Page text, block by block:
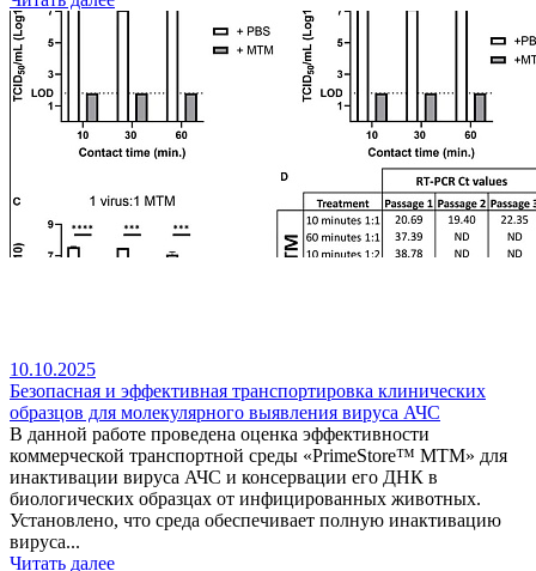
10.10.2025
Безопасная и эффективная транспортировка клинических
образцов для молекулярного выявления вируса АЧС
В данной работе проведена оценка эффективности
коммерческой транспортной среды «PrimeStore™ MTM» для
инактивации вируса АЧС и консервации его ДНК в
биологических образцах от инфицированных животных.
Установлено, что среда обеспечивает полную инактивацию
вируса...
Читать далее